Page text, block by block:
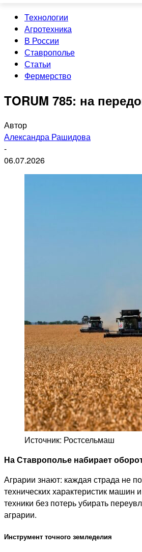
Технологии
Агротехника
В России
Ставрополье
Статьи
Фермерство
TORUM 785: на
Автор
Александра Рашидова
-
06.07.2026
Источник: Ростсельмаш
На Ставрополье набирает
Аграрии знают: каждая страда не
технических характеристик машин
техники без потерь убирать
аграрии.
Инструмент точного земледелия